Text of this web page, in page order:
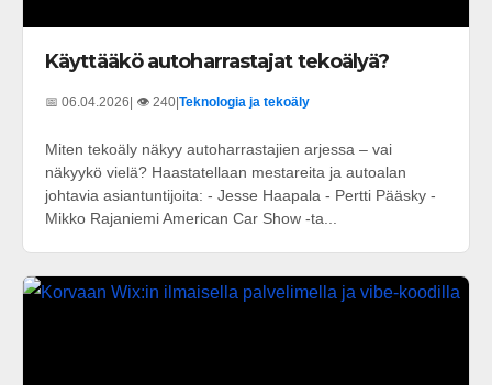
Käyttääkö autoharrastajat tekoälyä?
📅 06.04.2026 | 👁️ 240 Teknologia ja tekoäly
Miten tekoäly näkyy autoharrastajien arjessa – vai
näkyykö vielä? Haastatellaan mestareita ja autoalan
johtavia asiantuntijoita: - Jesse Haapala - Pertti Pääsky -
Mikko Rajaniemi American Car Show -ta...